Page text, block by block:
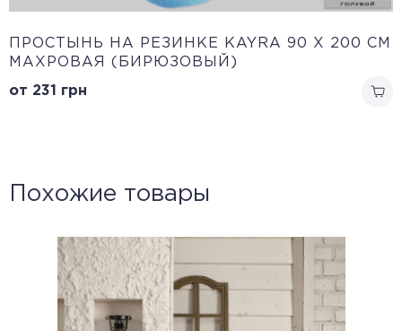
ПРОСТЫНЬ НА РЕЗИНКЕ KAYRA 90 X 200 СМ
МАХРОВАЯ (БИРЮЗОВЫЙ)
от 231 грн
Похожие товары